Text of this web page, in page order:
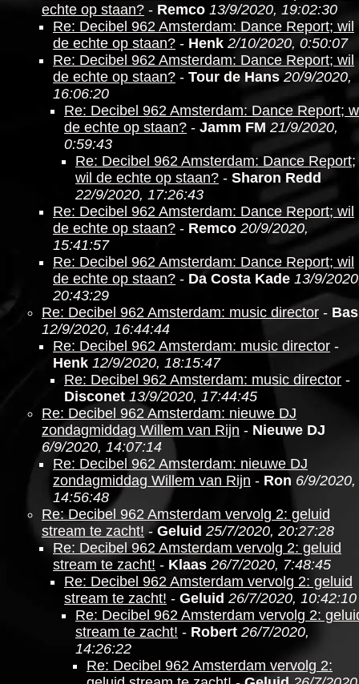
echte op staan? - Remco 13/9/2020, 19:02:30
Re: Decibel 962 Amsterdam: Dance Report; wil
de echte op staan? - Henk 2/10/2020, 0:50:07
Re: Decibel 962 Amsterdam: Dance Report; wil
de echte op staan? - Tour de Hans 20/9/2020,
16:06:20
Re: Decibel 962 Amsterdam: Dance Report;
de echte op staan? - Jamm FM 21/9/2020,
0:59:43
Re: Decibel 962 Amsterdam: Dance Report;
wil de echte op staan? - Sharon Redd
22/9/2020, 17:26:43
Re: Decibel 962 Amsterdam: Dance Report; wil
de echte op staan? - Remco 20/9/2020,
15:41:57
Re: Decibel 962 Amsterdam: Dance Report; wil
de echte op staan? - Da Costa Kade 13/9/
20:43:29
Re: Decibel 962 Amsterdam: music director - Bas
12/9/2020, 16:44:44
Re: Decibel 962 Amsterdam: music director -
Henk 12/9/2020, 18:15:47
Re: Decibel 962 Amsterdam: music director -
Disconet 13/9/2020, 17:44:45
Re: Decibel 962 Amsterdam: nieuwe DJ
zondagmiddag Willem van Rijn - Nieuwe DJ
6/9/2020, 14:07:14
Re: Decibel 962 Amsterdam: nieuwe DJ
zondagmiddag Willem van Rijn - Ron 6/9/2020,
14:56:48
Re: Decibel 962 Amsterdam vervolg 2: geluid
stream te zacht! - Geluid 25/7/2020, 20:27:28
Re: Decibel 962 Amsterdam vervolg 2: geluid
stream te zacht! - Klaas 26/7/2020, 7:48:45
Re: Decibel 962 Amsterdam vervolg 2: geluid
stream te zacht! - Geluid 26/7/2020, 10:42:10
Re: Decibel 962 Amsterdam vervolg 2:
stream te zacht! - Robert 26/7/2020,
14:26:22
Re: Decibel 962 Amsterdam vervolg 2: